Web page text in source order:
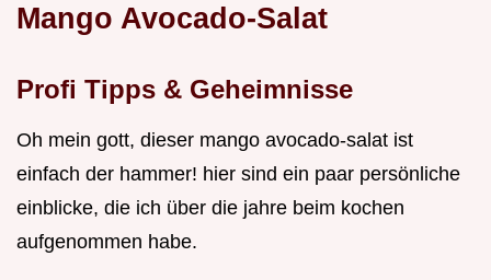
Mango Avocado-Salat
Profi Tipps & Geheimnisse
Oh mein gott, dieser mango avocado-salat ist
einfach der hammer! hier sind ein paar persönliche
einblicke, die ich über die jahre beim kochen
aufgenommen habe.